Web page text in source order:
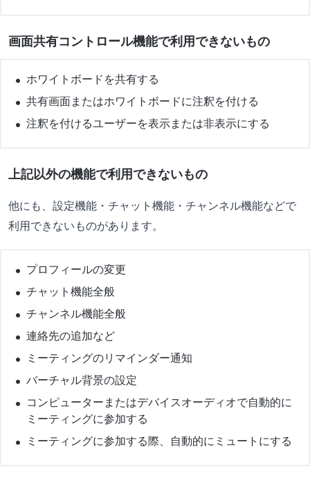
画面共有コントロール機能で利用できないもの
ホワイトボードを共有する
共有画面またはホワイトボードに注釈を付ける
注釈を付けるユーザーを表示または非表示にする
上記以外の機能で利用できないもの
他にも、設定機能・チャット機能・チャンネル機能などで
利用できないものがあります。
プロフィールの変更
チャット機能全般
チャンネル機能全般
連絡先の追加など
ミーティングのリマインダー通知
バーチャル背景の設定
コンピューターまたはデバイスオーディオで自動的に
ミーティングに参加する
ミーティングに参加する際、自動的にミュートにする